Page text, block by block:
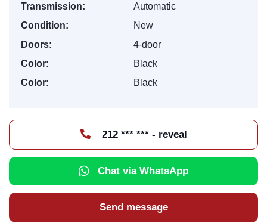
Transmission:
Automatic
Condition:
New
Doors:
4-door
Color:
Black
Color:
Black
212 *** *** - reveal
Chat via WhatsApp
Send message